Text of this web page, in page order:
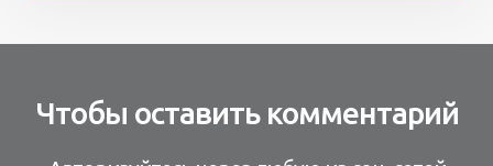
Чтобы оставить комментарий